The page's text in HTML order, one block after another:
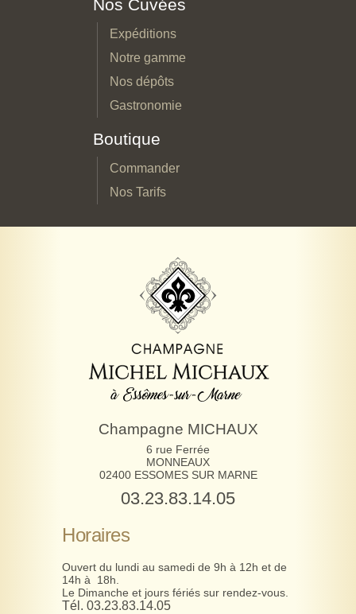
Nos Cuvées
Expéditions
Notre gamme
Nos dépôts
Gastronomie
Boutique
Commander
Nos Tarifs
Champagne MICHAUX
6 rue Ferrée
MONNEAUX
02400 ESSOMES SUR MARNE
03.23.83.14.05
Horaires
Ouvert du lundi au samedi de 9h à 12h et de
14h à 18h.
Le Dimanche et jours fériés sur rendez-vous.
Tél. 03.23.83.14.05